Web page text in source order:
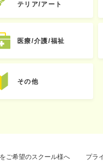
テリア/アート
医療/介護/福祉
その他
ご希望のスクール様へ プラ